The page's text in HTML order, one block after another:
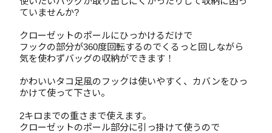
ていませんか?
クローゼットのポールにひっかけるだけで
フックの部分が360度回転するのでくるっと回しながら
気を使わずバッグの収納ができます！
かわいいタコ足風のフックは使いやすく、カバンをひっ
かけて使って下さい。
2キロまでの重さまで使えます。
クローゼットのポール部分に引っ掛けて使うので